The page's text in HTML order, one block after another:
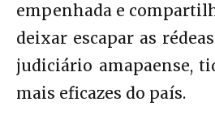
empenhada e
deixar escapar as
judiciário amapaense,
mais eficazes do país.